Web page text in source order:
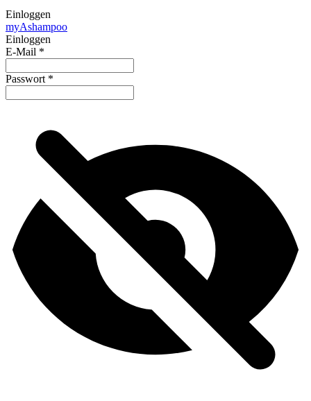
Einloggen
myAshampoo
Einloggen
E-Mail *
Passwort *